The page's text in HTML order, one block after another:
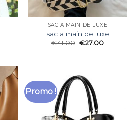
SAC A MAIN DE LUXE
sac a main de luxe
€41.00 €27.00
Promo !